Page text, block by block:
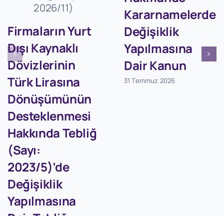
Firmaların Yurt
Dışı Kaynaklı
Dövizlerinin
Türk Lirasına
Dönüşümünün
Desteklenmesi
Hakkında Tebliğ
(Sayı:
2023/5)’de
Değişiklik
Yapılmasına
Kararnamelerde
Değişiklik
Yapılmasına
Dair Kanun
31 Temmuz 2026